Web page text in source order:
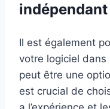
indépendant
Il est également
votre logiciel
peut être une
est crucial de